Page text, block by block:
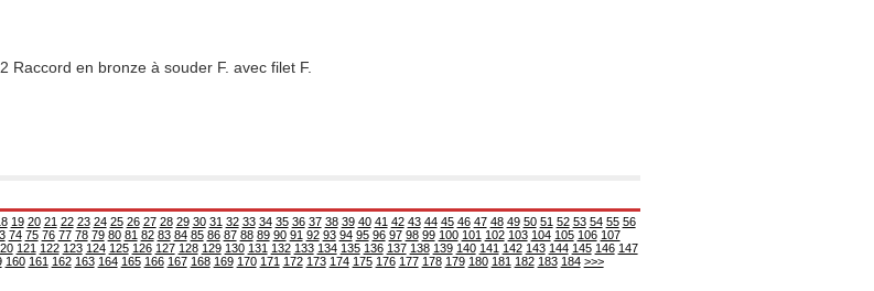
Raccord en bronze à souder F. avec filet F.
19 20 21 22 23 24 25 26 27 28 29 30 31 32 33 34 35 36 37 38 39 40 41 42 43 44 45 46 47 48 49 50 51 52 53 54 55 56
74 75 76 77 78 79 80 81 82 83 84 85 86 87 88 89 90 91 92 93 94 95 96 97 98 99 100 101 102 103 104 105 106 107
121 122 123 124 125 126 127 128 129 130 131 132 133 134 135 136 137 138 139 140 141 142 143 144 145 146 147
160 161 162 163 164 165 166 167 168 169 170 171 172 173 174 175 176 177 178 179 180 181 182 183 184 >>>